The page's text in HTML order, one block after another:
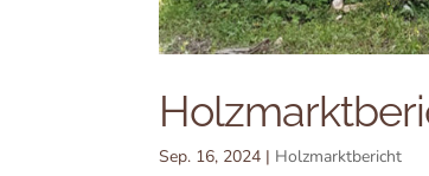
Sep. 16, 2024 | Holzmarktbericht